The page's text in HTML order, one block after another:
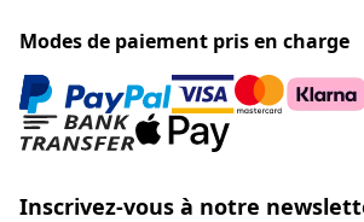
Modes de paiement pris en charge
Inscrivez-vous à notre